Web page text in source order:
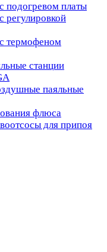
подогревом платы
регулировкой
термофеном
станции
паяльные
флюса
для припоя